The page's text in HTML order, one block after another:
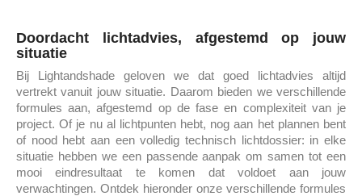
Doordacht lichtadvies, afgestemd op jouw
situatie
Bij Lightandshade geloven we dat goed lichtadvies altijd
vertrekt vanuit jouw situatie. Daarom bieden we verschillende
formules aan, afgestemd op de fase en complexiteit van je
project. Of je nu al lichtpunten hebt, nog aan het plannen bent
of nood hebt aan een volledig technisch lichtdossier: in elke
situatie hebben we een passende aanpak om samen tot een
mooi eindresultaat te komen dat voldoet aan jouw
verwachtingen. Ontdek hieronder onze verschillende formules